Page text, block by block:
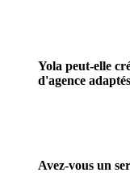
Yola peut-elle
d'agence
Avez-vous un